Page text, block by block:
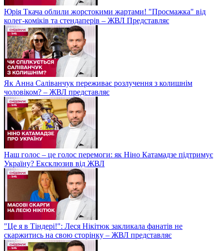
Юрія Ткача облили жорстокими жартами! "Просмажка" від
колег-коміків та стендаперів – ЖВЛ Представляє
Як Анна Саліванчук переживає розлучення з колишнім
чоловіком? – ЖВЛ представляє
Наш голос – це голос перемоги: як Ніно Катамадзе підтримує
Україну? Ексклюзив від ЖВЛ
"Це я в Тіндері!": Леся Нікітюк закликала фанатів не
скаржитись на свою сторінку – ЖВЛ представляє